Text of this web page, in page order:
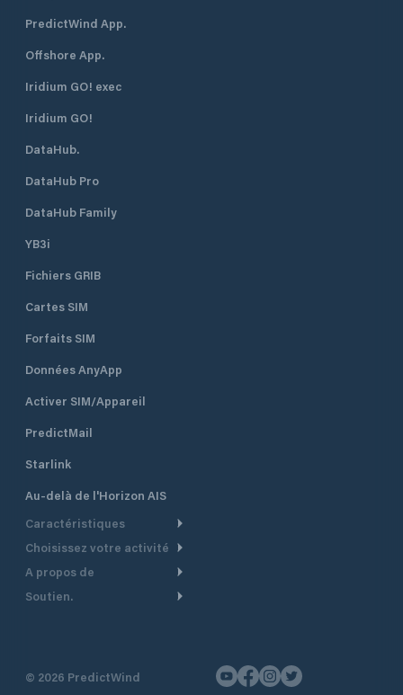
PredictWind App.
Offshore App.
Iridium GO! exec
Iridium GO!
DataHub.
DataHub Pro
DataHub Family
YB3i
Fichiers GRIB
Cartes SIM
Forfaits SIM
Données AnyApp
Activer SIM/Appareil
PredictMail
Starlink
Au-delà de l'Horizon AIS
Caractéristiques
Routage Météo
Routage bateau à moteur
Suivi GPS
Choisissez votre activité
Croisière
A propos de
Aperçu
Soutien.
Nous contacter
© 2026 PredictWind